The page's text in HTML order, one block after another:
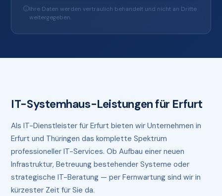
Ihre Daten werden vertraulich behandelt und nicht an Dritte
weitergegeben.
IT-Systemhaus-Leistungen für Erfurt
Als IT-Dienstleister für Erfurt bieten wir Unternehmen in
Erfurt und Thüringen das komplette Spektrum
professioneller IT-Services. Ob Aufbau einer neuen
Infrastruktur, Betreuung bestehender Systeme oder
strategische IT-Beratung — per Fernwartung sind wir in
kürzester Zeit für Sie da.